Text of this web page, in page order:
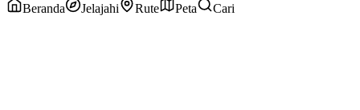
Beranda Jelajahi Rute Peta Cari